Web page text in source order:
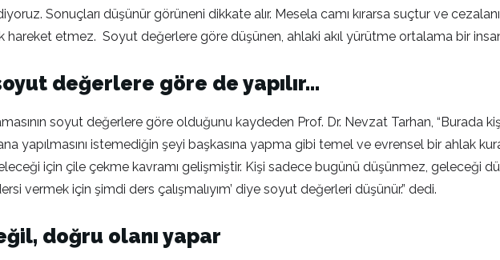
Sonuçları düşünür görüneni dikkate alır. Mesela camı kırarsa suçtur ve
hareket etmez. Soyut değerlere göre düşünen, ahlaki akıl yürütme ortalama bir
değerlere göre de yapılır…
soyut değerlere göre olduğunu kaydeden Prof. Dr. Nevzat Tarhan, “Burada
yapılmasını istemediğin şeyi başkasına yapma gibi temel ve evrensel bir ahlak
için çile çekme kavramı gelişmiştir. Kişi sadece bugünü düşünmez, geleceği
vermek için şimdi ders çalışmalıyım’ diye soyut değerleri düşünür.” dedi.
doğru olanı yapar